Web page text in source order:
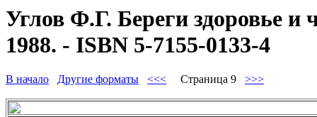
Углов Ф.Г. Береги здоровье и
1988. - ISBN 5-7155-0133-4
В начало Другие форматы <<< Страница 9 >>>